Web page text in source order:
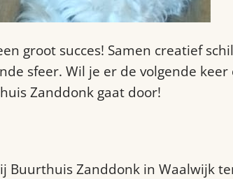
groot succes! Samen creatief
sfeer. Wil je er de volgende keer
Zanddonk gaat door!
Buurthuis Zanddonk in Waalwijk